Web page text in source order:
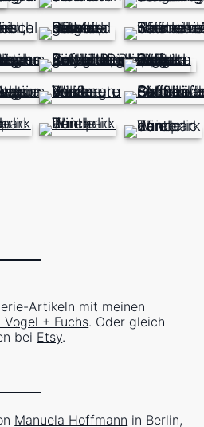
Artikeln mit meinen
Vogel + Fuchs. Oder gleich
bei Etsy.
Manuela Hoffmann in Berlin,